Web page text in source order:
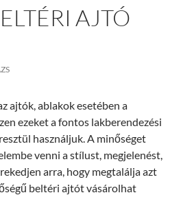
AJTÓ
ajtók, ablakok esetében a
ezeket a fontos lakberendezési
használjuk. A minőséget
venni a stílust, megjelenést,
arra, hogy megtalálja azt
beltéri ajtót vásárolhat